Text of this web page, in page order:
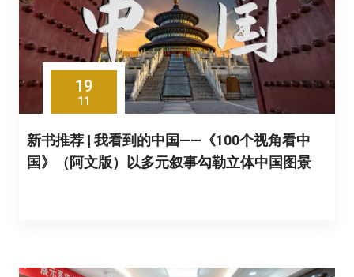
19
11
新书推荐 | 我看到的中国——《100个视角看中
国》（阿文版）以多元叙事勾勒立体中国图景